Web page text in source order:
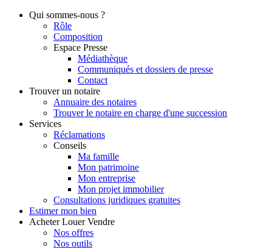
Qui sommes-nous ?
Rôle
Composition
Espace Presse
Médiathèque
Communiqués et dossiers de presse
Contact
Trouver un notaire
Annuaire des notaires
Trouver le notaire en charge d'une succession
Services
Réclamations
Conseils
Ma famille
Mon patrimoine
Mon entreprise
Mon projet immobilier
Consultations juridiques gratuites
Estimer mon bien
Acheter Louer Vendre
Nos offres
Nos outils